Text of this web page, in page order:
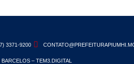
3371-9200
– TEM3.DIGITAL